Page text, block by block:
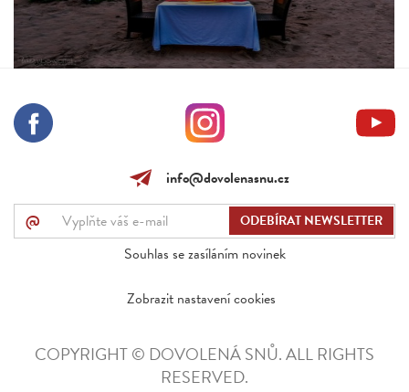
info@dovolenasnu.cz
@
Souhlas se zasíláním novinek
Zobrazit nastavení cookies
COPYRIGHT © DOVOLENÁ SNŮ. ALL RIGHTS
RESERVED.